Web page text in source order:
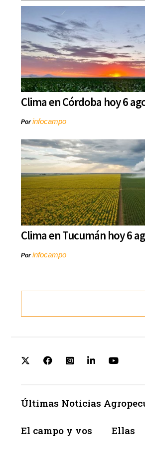
Clima en Córdoba hoy 6
Porinfocampo
Clima en Tucumán hoy 6
Porinfocampo
Últimas Noticias
El campo y vos Ellas